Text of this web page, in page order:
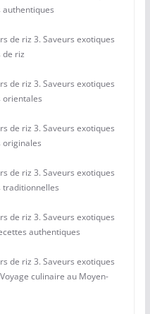
authentiques
de riz 3. Saveurs exotiques
de riz
de riz 3. Saveurs exotiques
orientales
de riz 3. Saveurs exotiques
originales
de riz 3. Saveurs exotiques
traditionnelles
de riz 3. Saveurs exotiques
authentiques
de riz 3. Saveurs exotiques
culinaire au Moyen-